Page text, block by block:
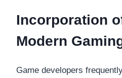
Incorporation
Modern
Game developers